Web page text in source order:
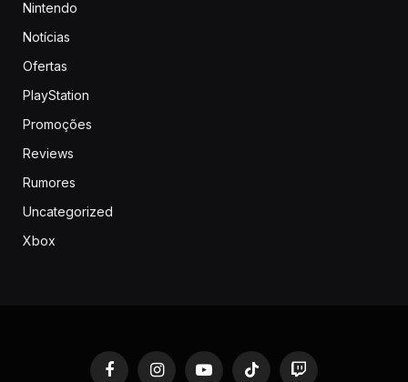
Nintendo
Notícias
Ofertas
PlayStation
Promoções
Reviews
Rumores
Uncategorized
Xbox
FacebookInstagramYouTubeTikTok Twitch